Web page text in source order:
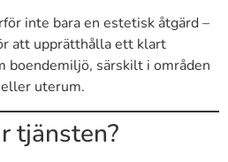
inte bara en estetisk åtgärd –
att upprätthålla ett klart
boendemiljö, särskilt i områden
uterum.
tjänsten?